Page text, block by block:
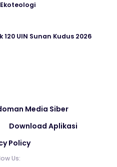
UIN Sunan Kudus 2026
Media Siber
Download Aplikasi
Policy
Us: